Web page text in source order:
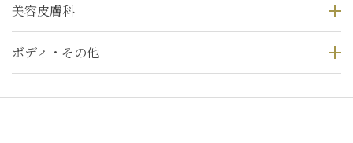
美容皮膚科
ボディ・その他